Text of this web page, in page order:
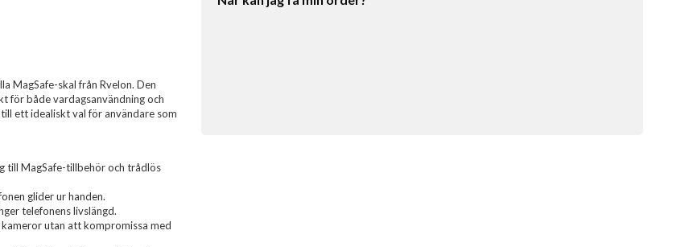
MagSafe-skal från Rvelon. Den
för både vardagsanvändning och
ett idealiskt val för användare som
till MagSafe-tillbehör och trådlös
glider ur handen.
telefonens livslängd.
utan att kompromissa med